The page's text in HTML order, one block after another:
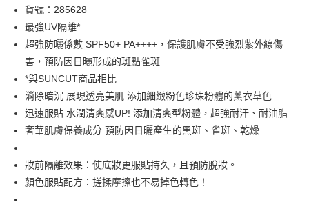
LINE Pay
Apple Pay
街口支付
悠遊付
Google Pay
7-11取貨付款［需3-5個工作天不含預購商品］
每筆NT$70，滿NT$499(含以上)免運費
貨號：285628
最強UV隔離*
超強防曬係數 SPF50+ PA++++，保護肌膚不受強烈紫外線傷
害，預防因日曬形成的斑點雀斑
*與SUNCUT商品相比
消除暗沉 展現透亮美肌 添加細緻粉色珍珠粉體的薰衣草色
迅速服貼 水潤清爽感UP! 添加清爽型粉體，超強耐汗、耐油脂
奢華肌膚保養成分 預防因日曬產生的黑斑、雀斑、乾燥
妝前隔離效果：使底妝更服貼持久，且預防脫妝。
顏色服貼配方：搓揉摩擦也不易掉色轉色！